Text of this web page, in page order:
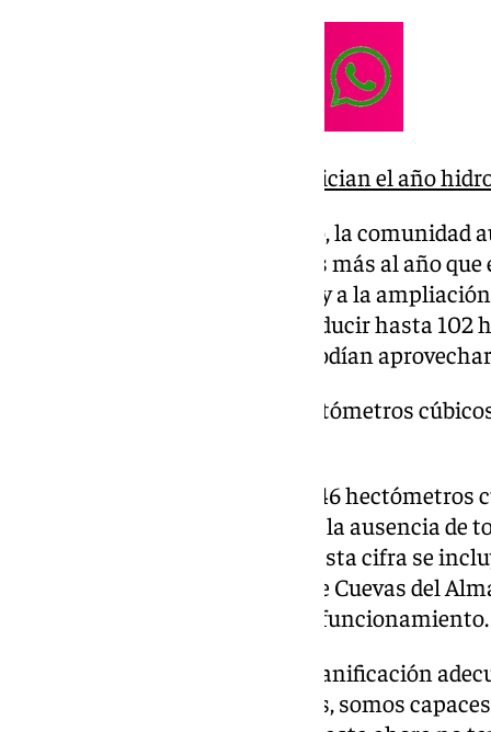
Los embalses andaluces inician el año
Junto a ello, según ha apuntado, la comunidad
desalar 20 hectómetros cúbicos más al año
marcha de nuevas desaladoras y a la
cuenta con capacidad para conducir hasta 102
subterránea «que antes no se podían
ndalucía dispone de 46 hectómetros
Además, Andalucía dispone de 46 hectómetros
antes se perdían en presas «por la ausencia
zonas de embalse muerto». En esta cifra se
potabilizadoras, entre ellas la de Cuevas del
Almería, la última en entrar en funcionamiento.
«Con trabajo bien hecho, con planificación
las obras hidráulicas necesarias, somos